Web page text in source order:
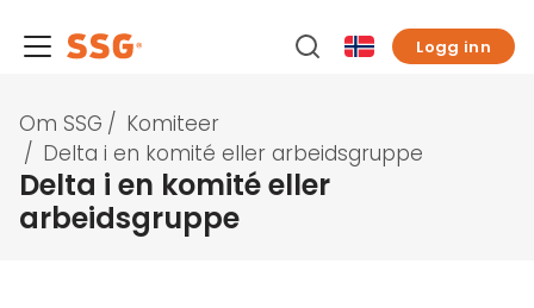
Logg inn
Om SSG / Komiteer
/ Delta i en komité eller arbeidsgruppe
Delta i en komité eller
arbeidsgruppe